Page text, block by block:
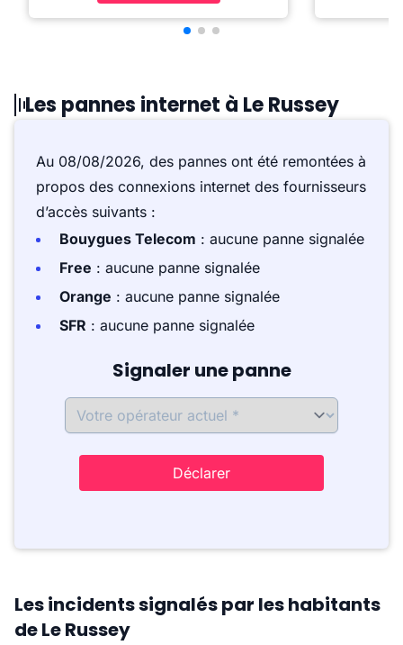
Les pannes internet à Le Russey
Au 08/08/2026, des pannes ont été remontées à
propos des connexions internet des fournisseurs
d’accès suivants :
Bouygues Telecom : aucune panne signalée
Free : aucune panne signalée
Orange : aucune panne signalée
SFR : aucune panne signalée
Signaler une panne
Déclarer
Les incidents signalés par les habitants
de Le Russey